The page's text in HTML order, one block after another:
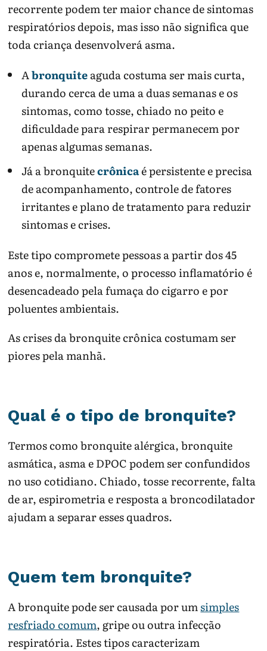
recorrente podem ter maior chance de sintomas
respiratórios depois, mas isso não significa que
toda criança desenvolverá asma.
Abronquiteaguda costuma ser mais curta,
durando cerca de uma a duas semanas e os
sintomas, como tosse, chiado no peito e
dificuldade para respirar permanecem por
apenas algumas semanas.
Já a bronquitecrônicaé persistente e precisa
de acompanhamento, controle de fatores
irritantes e plano de tratamento para reduzir
sintomas e crises.
Este tipo compromete pessoas a partir dos 45
anos e, normalmente, o processo inflamatório é
desencadeado pela fumaça do cigarro e por
poluentes ambientais.
As crises da bronquite crônica costumam ser
piores pela manhã.
Qual é o tipo de bronquite?
Termos como bronquite alérgica, bronquite
asmática, asma e DPOC podem ser confundidos
no uso cotidiano. Chiado, tosse recorrente, falta
de ar, espirometria e resposta a broncodilatador
ajudam a separar esses quadros.
Quem tem bronquite?
A bronquite pode ser causada por umsimples
resfriado comum, gripe ou outra infecção
respiratória. Estes tipos caracterizam